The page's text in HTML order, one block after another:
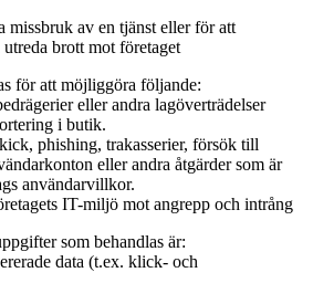
missbruk av en tjänst eller för att
brott mot företaget
för att möjliggöra följande:
eller andra lagöverträdelser
i butik.
phishing, trakasserier, försök till
eller andra åtgärder som är
användarvillkor.
IT-miljö mot angrepp och intrång
som behandlas är:
data (t.ex. klick- och